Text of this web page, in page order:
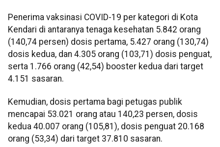
Penerima vaksinasi COVID-19 per kategori di Kota
Kendari di antaranya tenaga kesehatan 5.842 orang
(140,74 persen) dosis pertama, 5.427 orang (130,74)
dosis kedua, dan 4.305 orang (103,71) dosis penguat,
serta 1.766 orang (42,54) booster kedua dari target
4.151 sasaran.
Kemudian, dosis pertama bagi petugas publik
mencapai 53.021 orang atau 140,23 persen, dosis
kedua 40.007 orang (105,81), dosis penguat 20.168
orang (53,34) dari target 37.810 sasaran.